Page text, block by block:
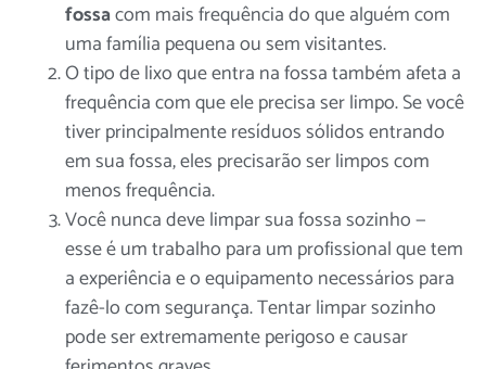
fossacom mais frequência do que alguém com
uma família pequena ou sem visitantes.
O tipo de lixo que entra na fossa também afeta a
frequência com que ele precisa ser limpo. Se você
tiver principalmente resíduos sólidos entrando
em sua fossa, eles precisarão ser limpos com
menos frequência.
Você nunca deve limpar sua fossa sozinho —
esse é um trabalho para um profissionalque tem
a experiência e o equipamento necessários para
fazê-lo com segurança. Tentar limpar sozinho
pode ser extremamente perigoso e causar